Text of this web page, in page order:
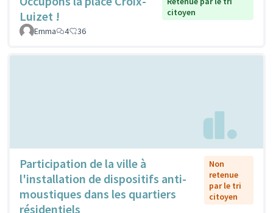
Luizet !
citoyen
Emma
4 36
Participation de la ville à
l'installation de dispositifs anti-
moustiques dans les quartiers
résidentiels
Non
retenue
par le tri
citoyen